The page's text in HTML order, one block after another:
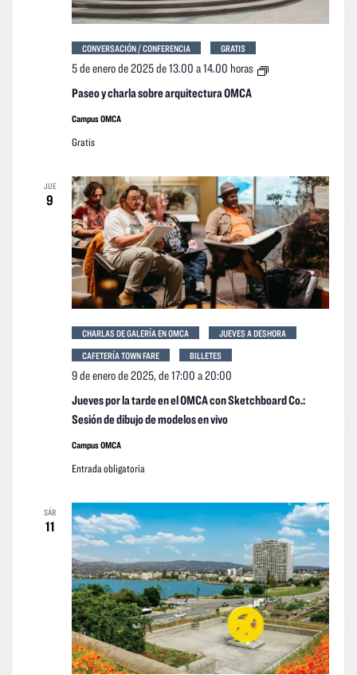
Paseo y charla sobre arquitectura OMCA
5 de enero de 2025 de 13.00 a14.00 horas
Paseo
CONVERSACIÓN / CONFERENCIA GRATIS
Campus OMCA
Gratis
JUE
9
Jueves por la tarde en el OMCA con Sketchboard Co.:
Sesión de dibujo de modelos en vivo
9 de enero de 2025, de 17:00 a20:00
CHARLAS DE GALERÍA EN OMCA
JUEVES A DESHORA
CAFETERÍA TOWN FARE
BILLETES
Campus OMCA
Entrada obligatoria
SÁB
11